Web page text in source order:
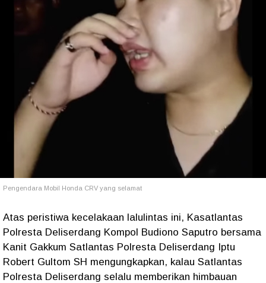
Pengendara Mobil Honda CRV yang selamat
Atas peristiwa kecelakaan lalulintas ini, Kasatlantas
Polresta Deliserdang Kompol Budiono Saputro bersama
Kanit Gakkum Satlantas Polresta Deliserdang Iptu
Robert Gultom SH mengungkapkan, kalau Satlantas
Polresta Deliserdang selalu memberikan himbauan